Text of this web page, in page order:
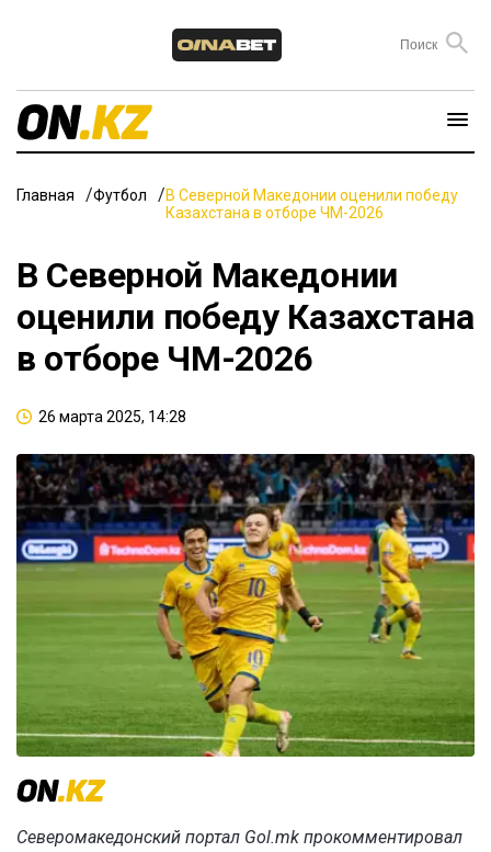
Главная Футбол
В Северной Македонии оценили победу
Казахстана в отборе ЧМ-2026
В Северной Македонии
оценили победу Казахстана
в отборе ЧМ-2026
26 марта 2025, 14:28
Северомакедонский портал Gol.mk прокомментировал